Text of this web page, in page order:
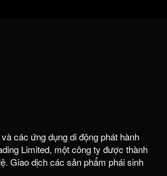
các ứng dụng di động phát hành
Limited, một công ty được thành
Giao dịch các sản phẩm phái sinh